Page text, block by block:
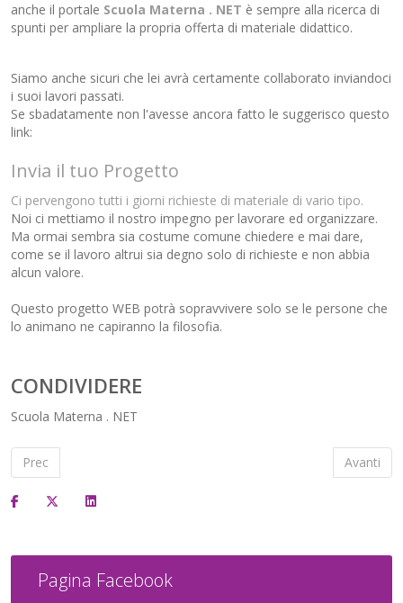
anche il portale Scuola Materna . NET è sempre alla ricerca di
spunti per ampliare la propria offerta di materiale didattico.
Siamo anche sicuri che lei avrà certamente collaborato inviandoci
i suoi lavori passati.
Se sbadatamente non l'avesse ancora fatto le suggerisco questo
link:
Invia il tuo Progetto
Ci pervengono tutti i giorni richieste di materiale di vario tipo.
Noi ci mettiamo il nostro impegno per lavorare ed organizzare.
Ma ormai sembra sia costume comune chiedere e mai dare,
come se il lavoro altrui sia degno solo di richieste e non abbia
alcun valore.
Questo progetto WEB potrà sopravvivere solo se le persone che
lo animano ne capiranno la filosofia.
CONDIVIDERE
Scuola Materna . NET
Articolo precedente: Il mago di OZ da colorare
Prec Articolo
Avanti
Pagina Facebook